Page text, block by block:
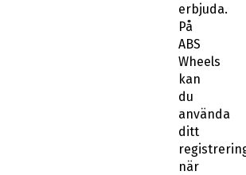
erbjuda.
På
ABS
Wheels
kan
du
använda
ditt
när